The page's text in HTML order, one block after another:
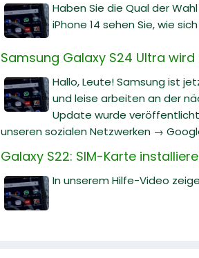
Haben Sie die Qual der
iPhone 14 sehen Sie, wie
Samsung Galaxy S24 Ultra
Hallo, Leute! Samsung ist
und leise arbeiten an der
Update wurde veröffentlicht
unseren sozialen Netzwerken →
Galaxy S22: SIM-Karte
In unserem Hilfe-Video